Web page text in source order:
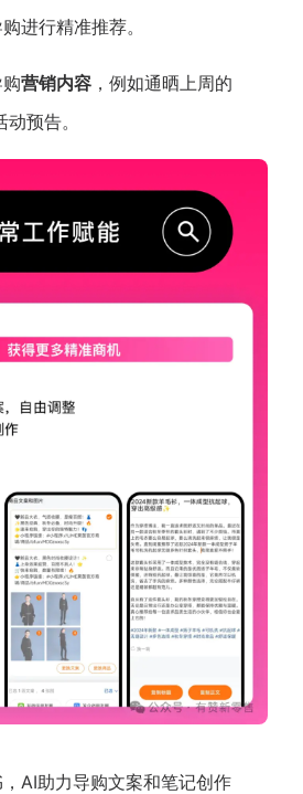
进行精准推荐。
营销内容 ，例如通晒上周的
预告。
AI助力导购文案和笔记创作